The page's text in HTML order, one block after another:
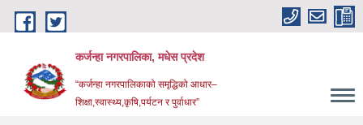
Skip to main content
कर्जन्हा नगरपालिका, मधेस प्रदेश
“कर्जन्हा नगरपालिकाको समृद्धिको आधार–
शिक्षा,स्वास्थ्य,कृषि,पर्यटन र पुर्वाधार”